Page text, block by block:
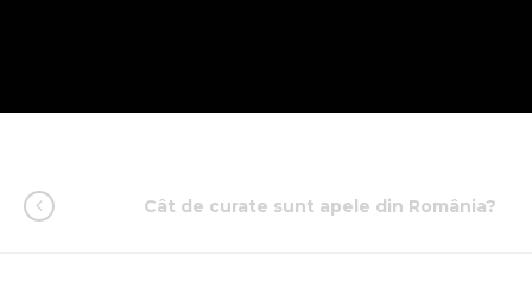
Cât de curate sunt apele din România?